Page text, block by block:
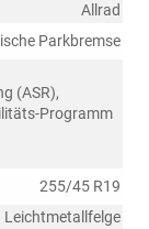
Allrad
Parkbremse
(ASR),
Programm
255/45 R19
Leichtmetallfelge